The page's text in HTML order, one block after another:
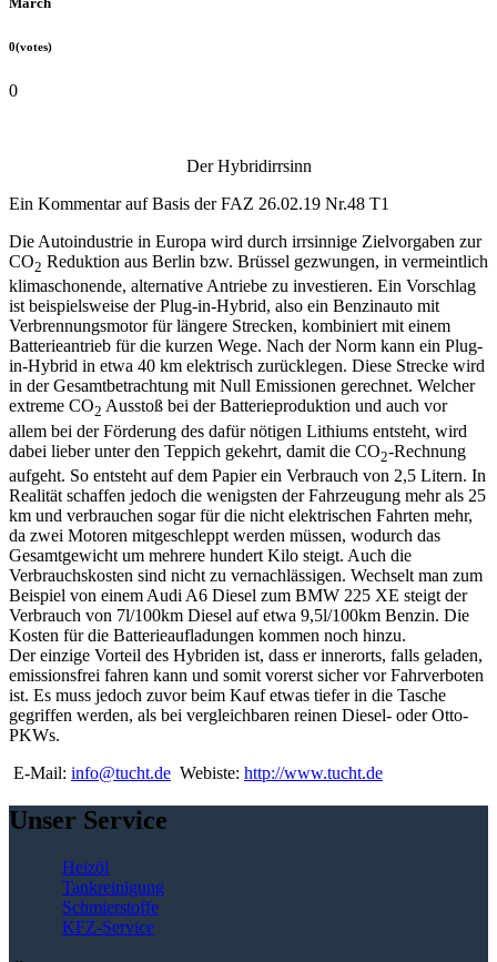
0(votes)
0
car-mercedes-benz-c-300-d-e-
Der Hybridirrsinn
Ein Kommentar auf Basis der FAZ 26.02.19 Nr.48 T1
Die Autoindustrie in Europa wird durch irrsinnige Zielvorgaben zur
CO2 Reduktion aus Berlin bzw. Brüssel gezwungen, in vermeintlich
klimaschonende, alternative Antriebe zu investieren. Ein Vorschlag
ist beispielsweise der Plug-in-Hybrid, also ein Benzinauto mit
Verbrennungsmotor für längere Strecken, kombiniert mit einem
Batterieantrieb für die kurzen Wege. Nach der Norm kann ein Plug-
in-Hybrid in etwa 40 km elektrisch zurücklegen. Diese Strecke wird
in der Gesamtbetrachtung mit Null Emissionen gerechnet. Welcher
extreme CO2 Ausstoß bei der Batterieproduktion und auch vor
allem bei der Förderung des dafür nötigen Lithiums entsteht, wird
dabei lieber unter den Teppich gekehrt, damit die CO2-Rechnung
aufgeht. So entsteht auf dem Papier ein Verbrauch von 2,5 Litern. In
Realität schaffen jedoch die wenigsten der Fahrzeugung mehr als 25
km und verbrauchen sogar für die nicht elektrischen Fahrten mehr,
da zwei Motoren mitgeschleppt werden müssen, wodurch das
Gesamtgewicht um mehrere hundert Kilo steigt. Auch die
Verbrauchskosten sind nicht zu vernachlässigen. Wechselt man zum
Beispiel von einem Audi A6 Diesel zum BMW 225 XE steigt der
Verbrauch von 7l/100km Diesel auf etwa 9,5l/100km Benzin. Die
Kosten für die Batterieaufladungen kommen noch hinzu.
Der einzige Vorteil des Hybriden ist, dass er innerorts, falls geladen,
emissionsfrei fahren kann und somit vorerst sicher vor Fahrverboten
ist. Es muss jedoch zuvor beim Kauf etwas tiefer in die Tasche
gegriffen werden, als bei vergleichbaren reinen Diesel- oder Otto-
PKWs.
E-Mail: info@tucht.de Webiste: http://www.tucht.de
Unser Service
Heizöl
Tankreinigung
Schmierstoffe
KFZ-Service